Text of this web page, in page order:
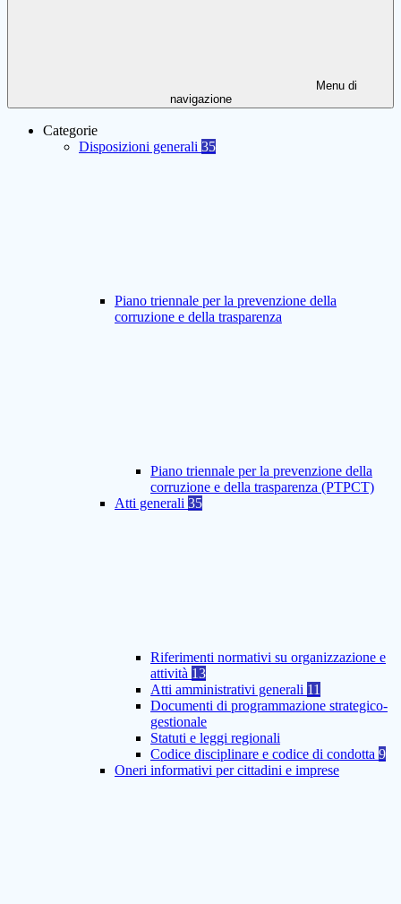
Menu di
navigazione
Categorie
Disposizioni generali 35
Piano triennale per la prevenzione della
corruzione e della trasparenza
Piano triennale per la prevenzione della
corruzione e della trasparenza (PTPCT)
Atti generali 35
Riferimenti normativi su organizzazione e
attività 13
Atti amministrativi generali 11
Documenti di programmazione strategico-
gestionale
Statuti e leggi regionali
Codice disciplinare e codice di condotta 9
Oneri informativi per cittadini e imprese